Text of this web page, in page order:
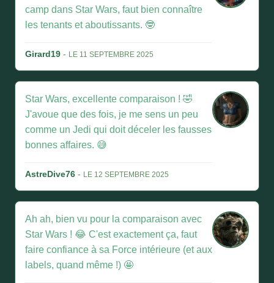
camp dans Star Wars, faut bien connaître
les tenants et aboutissants. 🤓
Girard19 - LE 11 SEPTEMBRE 2025
Star Wars, excellente comparaison ! 🤣
J'avoue que des fois, je me sens un peu
comme un Jedi qui doit déceler les fausses
bonnes affaires. 😅
AstreDive76 - LE 12 SEPTEMBRE 2025
Ah ah, bien vu pour la comparaison avec
Star Wars ! 😂 C'est exactement ça, faut
faire confiance à sa Force intérieure (et aux
labels, quand même !) 🤩